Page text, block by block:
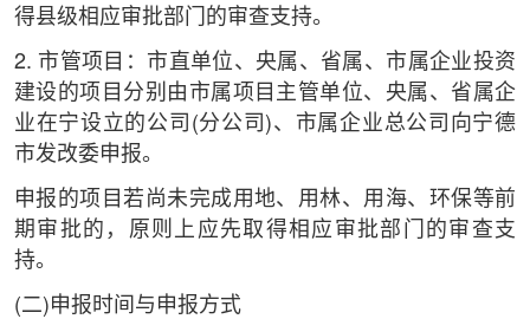
得县级相应审批部门的审查支持。
2. 市管项目：市直单位、央属、省属、市属企业投资
建设的项目分别由市属项目主管单位、央属、省属企
业在宁设立的公司(分公司)、市属企业总公司向宁德
市发改委申报。
申报的项目若尚未完成用地、用林、用海、环保等前
期审批的，原则上应先取得相应审批部门的审查支
持。
(二)申报时间与申报方式